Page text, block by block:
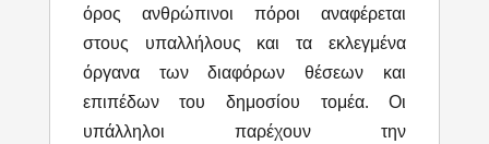
όρος ανθρώπινοι πόροι αναφέρεται
στους υπαλλήλους και τα εκλεγμένα
όργανα των διαφόρων θέσεων και
επιπέδων του δημοσίου τομέα. Οι
υπάλληλοι παρέχουν την